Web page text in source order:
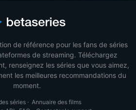
de référence pour les fans de séries
de streaming. Téléchargez
renseignez les séries que vous aimez,
les meilleures recommandations du
moment.
séries· Annuaire des films